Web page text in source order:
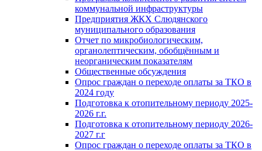
коммунальной инфраструктуры
Предприятия ЖКХ Слюдянского
муниципального образования
Отчет по микробиологическим,
органолептическим, обобщённым и
неорганическим показателям
Общественные обсуждения
Опрос граждан о переходе оплаты за ТКО в
2024 году
Подготовка к отопительному периоду 2025-
2026 г.г.
Подготовка к отопительному периоду 2026-
2027 г.г
Опрос граждан о переходе оплаты за ТКО в